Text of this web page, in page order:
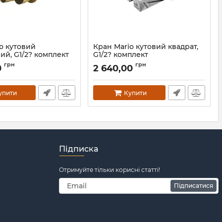
кутовий
G1/2? комплект
G
грн
Кран Mario кутовий квадрат,
G1/2? комплект
Артикул: 4.0.0201.56.P
2 640,00 грн
Купити
Підписка
Отримуйте тільки корисні статті!
Підписатися